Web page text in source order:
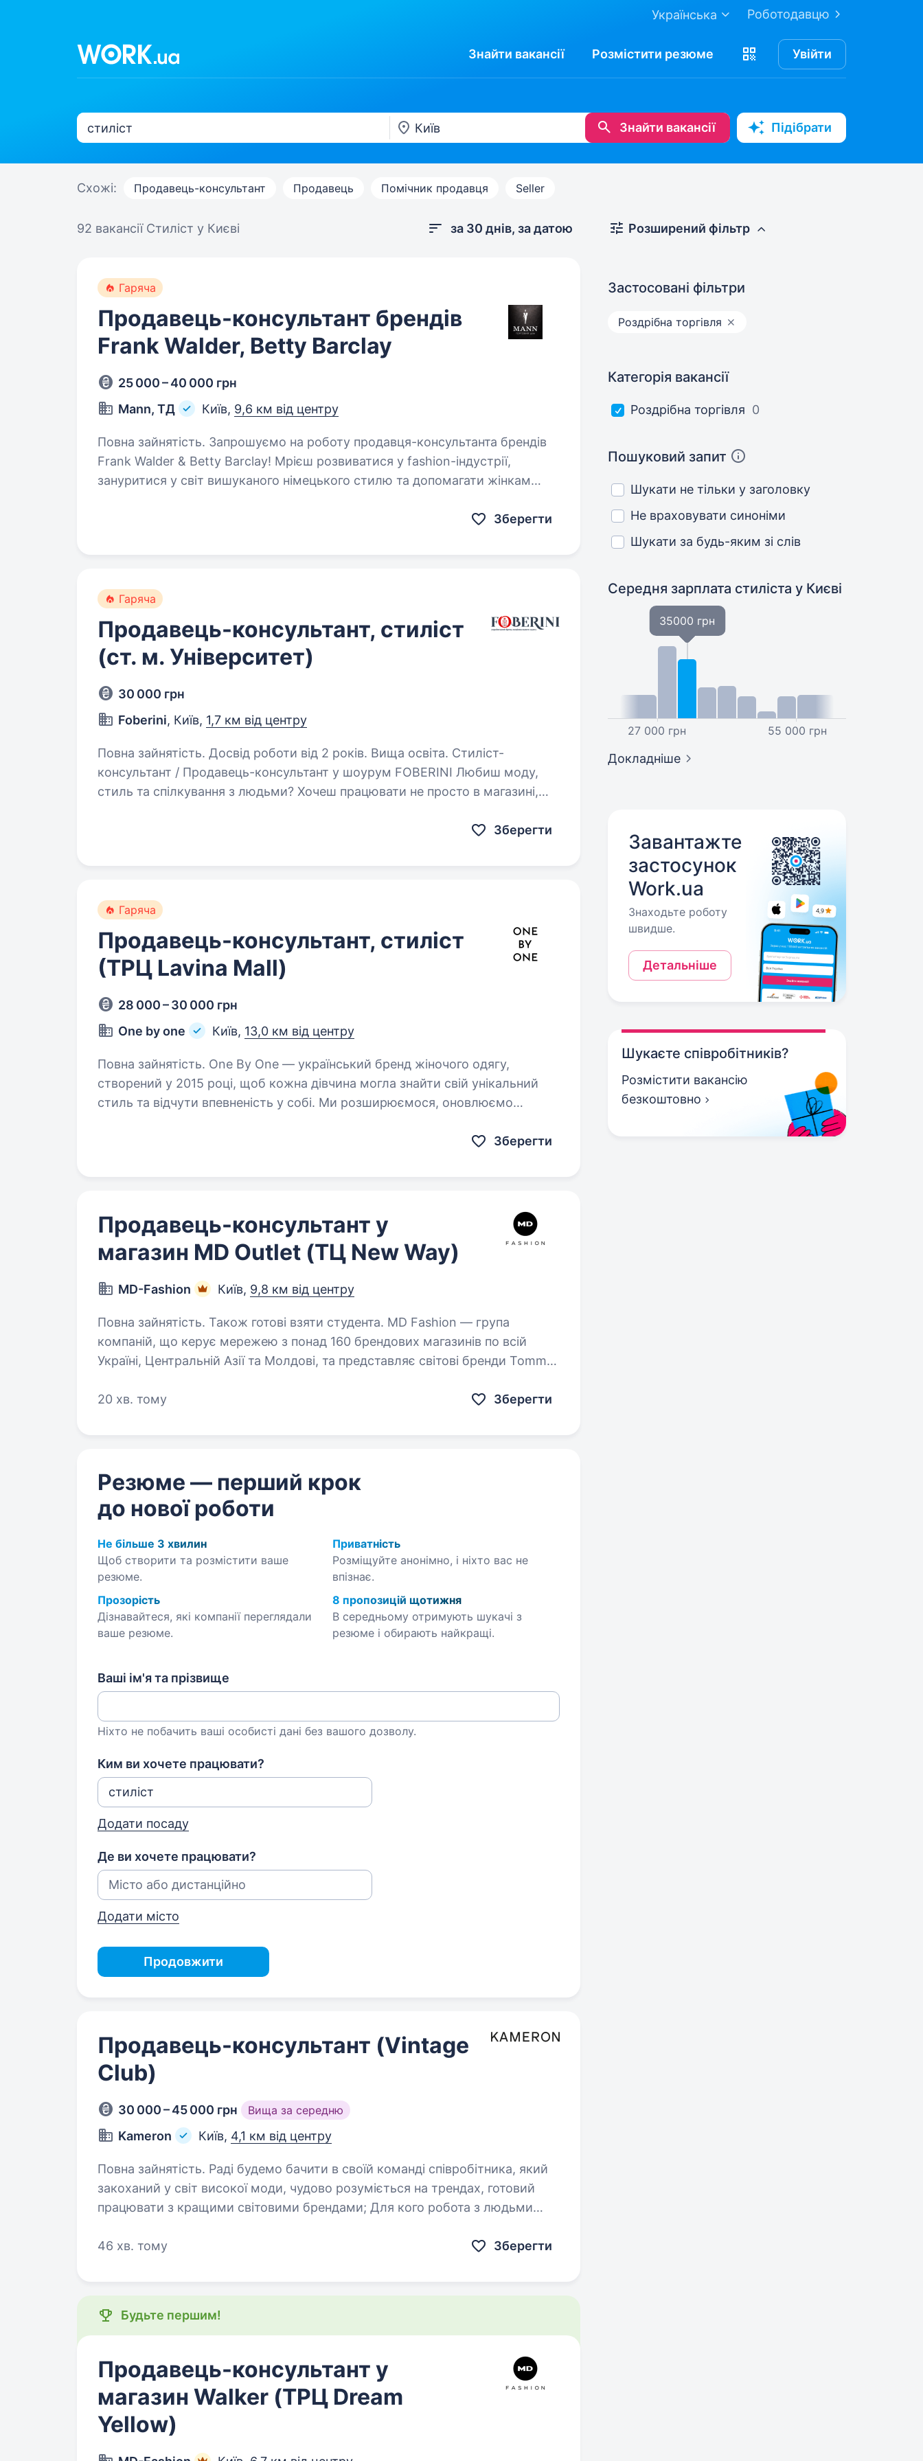
Роботодавцю
Українська
Знайти вакансії Розмістити резюме Увійти
Знайти вакансії Підібрати
Схожі: Продавець-консультант Продавець Помічник продавця Seller
92 вакансії Стиліст у Києві за 30 днів, за датою
Гаряча
Продавець-консультант брендів
Frank Walder, Betty Barclay
25 000 – 40 000 грн
Mann, ТД
Київ, 9,6 км від центру
Повна зайнятість. Запрошуємо на роботу продавця-консультанта брендів
Frank Walder & Betty Barclay! Мрієш розвиватися у fashion-індустрії,
зануритися у світ вишуканого німецького стилю та допомагати жінкам
Зберегти
Гаряча
Продавець-консультант, стиліст
(ст. м. Університет)
30 000 грн
Foberini, Київ, 1,7 км від центру
Повна зайнятість. Досвід роботи від 2 років. Вища освіта. Стиліст-
консультант / Продавець-консультант у шоурум FOBERINI Любиш моду,
стиль та спілкування з людьми? Хочеш працювати не просто в магазині,
Зберегти
Гаряча
Продавець-консультант, стиліст
(ТРЦ Lavina Mall)
28 000 – 30 000 грн
One by one
Київ, 13,0 км від центру
Повна зайнятість. One By One — український бренд жіночого одягу,
створений у 2015 році, щоб кожна дівчина могла знайти свій унікальний
стиль та відчути впевненість у собі. Ми розширюємося, оновлюємо
Зберегти
Продавець-консультант у
магазин MD Outlet (ТЦ New Way)
MD-Fashion Київ, 9,8 км від центру
Повна зайнятість. Також готові взяти студента. MD Fashion — група
компаній, що керує мережею з понад 160 брендових магазинів по всій
Україні, Центральній Азії та Молдові, та представляє світові бренди Tommy
20 хв. тому
Зберегти
Резюме — перший крок
до нової роботи
Не більше 3 хвилин
Щоб створити та розмістити ваше
резюме.
Приватність
Розміщуйте анонімно, і ніхто вас не
впізнає.
Прозорість
Дізнавайтеся, які компанії переглядали
ваше резюме.
8 пропозицій щотижня
В середньому отримують шукачі з
резюме і обирають найкращі.
Ваші ім'я та прізвище
Ніхто не побачить ваші особисті дані без вашого дозволу.
Ким ви хочете працювати?
Додати посаду
Де ви хочете працювати?
Додати місто
Продовжити
Продавець-консультант (Vintage
Club)
30 000 – 45 000 грн Вища за середню
Kameron Київ, 4,1 км від центру
Повна зайнятість. Раді будемо бачити в своїй команді співробітника, який
закоханий у світ високої моди, чудово розуміється на трендах, готовий
працювати з кращими світовими брендами; Для кого робота з людьми
46 хв. тому
Зберегти
Будьте першим!
Продавець-консультант у
магазин Walker (ТРЦ Dream
Yellow)
Розширений фільтр
Застосовані фільтри
Роздрібна торгівля
Категорія вакансії
Роздрібна торгівля 0
Пошуковий запит
Шукати не тільки у заголовку
Не враховувати синоніми
Шукати за будь-яким зі слів
Середня зарплата стилістау Києві
27 000 грн
35000 грн
55 000 грн
Докладніше
Завантажте
застосунок
Work.ua
Знаходьте роботу
швидше.
Детальніше
Шукаєте співробітників?
Розмістити вакансію
безкоштовно